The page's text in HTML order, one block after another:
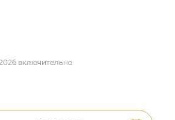
включительно